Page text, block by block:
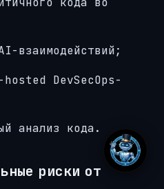
взаимодействий;
DevSecOps-
анализ кода.
риски от